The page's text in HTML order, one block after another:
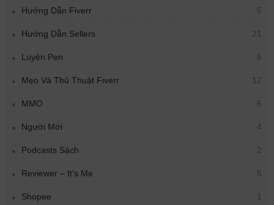
Hướng Dẫn Fiverr 5
Hướng Dẫn Sellers 21
Luyện Pen 6
Mẹo Và Thủ Thuật Fiverr 12
MMO 6
Người Mới 4
Podcasts Sách 2
Reviewer – It's Me 5
Shopee 1